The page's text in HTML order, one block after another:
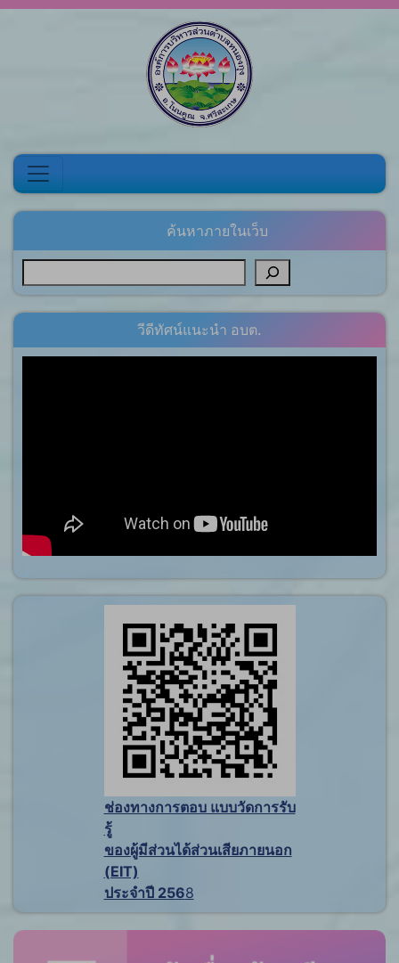
ค้นหาภายในเว็บ
วีดีทัศน์แนะนำ อบต.
ช่องทางการตอบ แบบวัดการรับ
รู้
ของผู้มีส่วนได้ส่วนเสียภายนอก
(EIT)
ประจำปี 2568